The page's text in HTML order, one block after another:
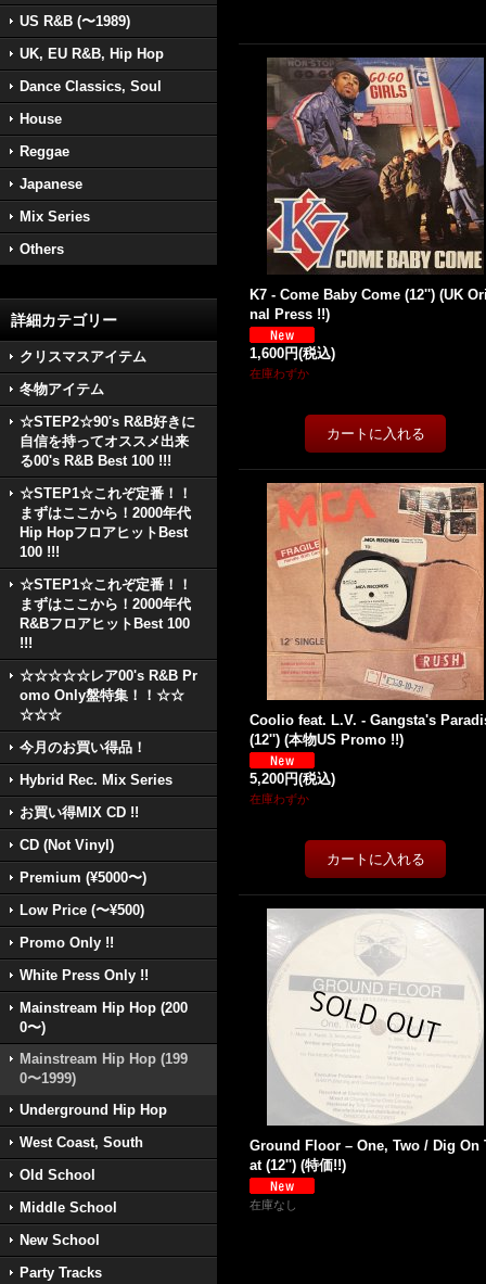
US R&B (〜1989)
UK, EU R&B, Hip Hop
Dance Classics, Soul
House
Reggae
Japanese
Mix Series
Others
詳細カテゴリー
クリスマスアイテム
冬物アイテム
☆STEP2☆90's R&B好きに
自信を持ってオススメ出来
る00's R&B Best 100 !!!
☆STEP1☆これぞ定番！！
まずはここから！2000年代
Hip HopフロアヒットBest
100 !!!
☆STEP1☆これぞ定番！！
まずはここから！2000年代
R&BフロアヒットBest 100
!!!
☆☆☆☆☆レア00's R&B Pr
omo Only盤特集！！☆☆
☆☆☆
今月のお買い得品！
Hybrid Rec. Mix Series
お買い得MIX CD !!
CD (Not Vinyl)
Premium (¥5000〜)
Low Price (〜¥500)
Promo Only !!
White Press Only !!
Mainstream Hip Hop (200
0〜)
Mainstream Hip Hop (199
0〜1999)
Underground Hip Hop
West Coast, South
Old School
Middle School
New School
Party Tracks
K7 - Come Baby Come (12'') (UK
nal Press !!)
1,600円(税込)
在庫わずか
Coolio feat. L.V. - Gangsta's
(12'') (本物US Promo !!)
5,200円(税込)
在庫わずか
Ground Floor – One, Two / Dig On
at (12'') (特価!!)
在庫なし